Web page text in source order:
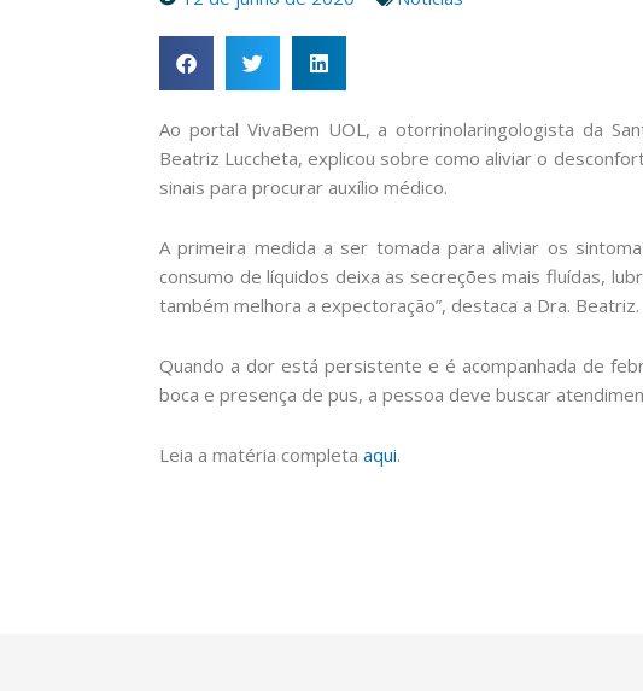
Ao portal VivaBem UOL, a otorrinolaringologista da
Beatriz Luccheta, explicou sobre como aliviar o
sinais para procurar auxílio médico.
A primeira medida a ser tomada para aliviar os
consumo de líquidos deixa as secreções mais fluídas,
também melhora a expectoração”, destaca a Dra. Beatriz.
Quando a dor está persistente e é acompanhada de
boca e presença de pus, a pessoa deve buscar
Leia a matéria completa aqui.